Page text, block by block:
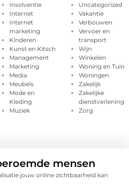
Insolventie
Internet
Internet
marketing
Kinderen
Kunst en Kitsch
Management
Marketing
Media
Meubels
Mode en
Kleding
Muziek
Uncategorized
Vakantie
Verbouwen
Vervoer en
transport
Wijn
Winkelen
Woning en Tuin
Woningen
Zakelijk
Zakelijke
dienstverlening
Zorg
mensen
jouw online zichtbaarheid kan